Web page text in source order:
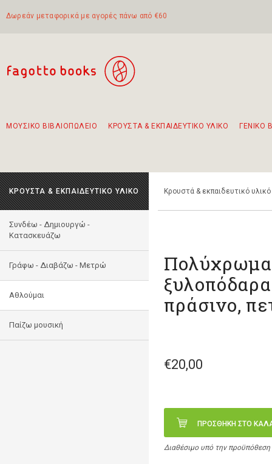
Δωρεάν μεταφορικά με αγορές πάνω από €60
ΜΟΥΣΙΚΟ ΒΙΒΛΙΟΠΩΛΕΙΟ ΚΡΟΥΣΤΑ & ΕΚΠΑΙΔΕΥΤΙΚΟ ΥΛΙΚΟ ΓΕΝΙΚΟ
ΚΡΟΥΣΤΑ & ΕΚΠΑΙΔΕΥΤΙΚΟ ΥΛΙΚΟ
Συνδέω - Δημιουργώ -
Kατασκευάζω
Γράφω - Διαβάζω - Μετρώ
Αθλούμαι
Παίζω μουσική
Κρουστά & εκπαιδευτικό υλικό
Πολύχρωμα
πράσινο,
€20,00
ΠΡΟΣΘΗΚΗ ΣΤΟ
Διαθέσιμο υπό την